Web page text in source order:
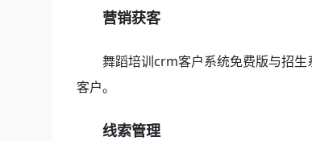
营销获客
舞蹈培训crm客户系统免费版与招
客户。
线索管理